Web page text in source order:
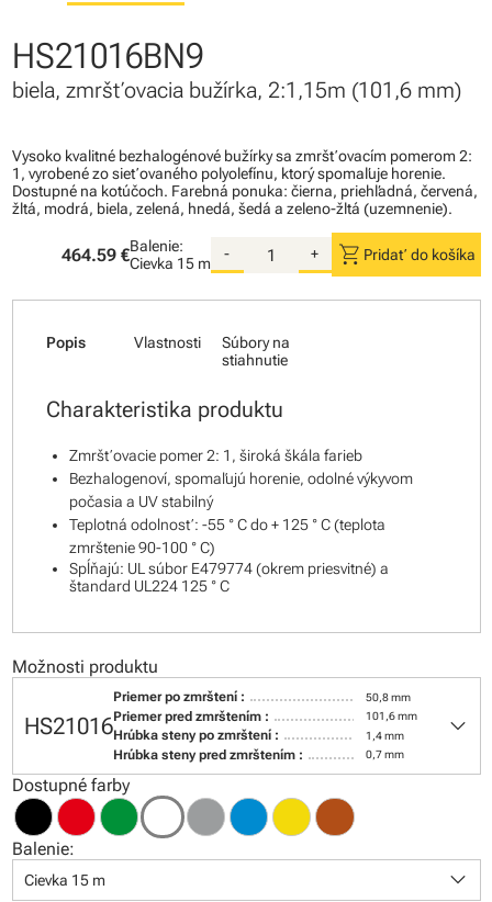
HS21016BN9
biela, zmršťovacia bužírka, 2:1,15m (101,6 mm)
Vysoko kvalitné bezhalogénové bužírky sa zmršťovacím pomerom 2:
1, vyrobené zo sieťovaného polyolefínu, ktorý spomaľuje horenie.
Dostupné na kotúčoch. Farebná ponuka: čierna, priehľadná, červená,
žltá, modrá, biela, zelená, hnedá, šedá a zeleno-žltá (uzemnenie).
464.59 €Balenie:
Cievka 15 m
- + shopping_cart Pridať do košíka
Popis Vlastnosti
Súbory na
stiahnutie
Charakteristika produktu
Zmršťovacie pomer 2: 1, široká škála farieb
Bezhalogenoví, spomaľujú horenie, odolné výkyvom
počasia a UV stabilný
Teplotná odolnosť: -55 ° C do + 125 ° C (teplota
zmrštenie 90-100 ° C)
Spĺňajú: UL súbor E479774 (okrem priesvitné) a
štandard UL224 125 ° C
Možnosti produktu
HS21016
Priemer po zmrštení : 50,8 mm
Priemer pred zmrštením : 101,6 mm
Hrúbka steny po zmrštení : 1,4 mm
Hrúbka steny pred zmrštením : 0,7 mm
keyboard_arrow_down
Dostupné farby
Balenie:
Cievka 15 m keyboard_arrow_down